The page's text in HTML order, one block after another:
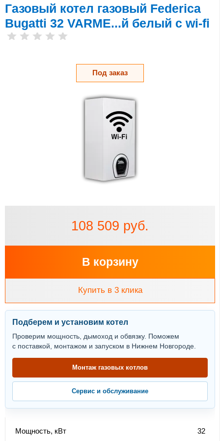
Газовый котел газовый Federica
Bugatti 32 VARME...й белый с wi-fi
Под заказ
108 509 руб.
В корзину
Купить в 3 клика
Подберем и установим котел
Проверим мощность, дымоход и обвязку. Поможем
с поставкой, монтажом и запуском в Нижнем Новгороде.
Монтаж газовых котлов
Сервис и обслуживание
Мощность, кВт
32